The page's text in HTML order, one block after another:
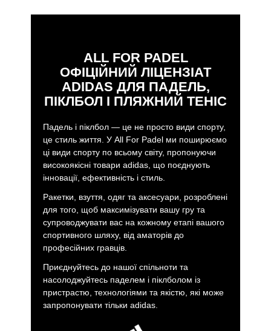
ALL FOR PADEL
ОФІЦІЙНИЙ ЛІЦЕНЗІАТ
ADIDAS ДЛЯ ПАДЕЛЬ,
ПІКЛБОЛ І ПЛЯЖНИЙ ТЕНІС
Падель і піклбол — це не просто види спорту,
це стиль життя. У All For Padel ми поширюємо
ці види спорту по всьому світу, пропонуючи
високоякісні товари adidas, що поєднують
інновації, ефективність і стиль.
Ракетки, взуття, одяг та аксесуари, розроблені
для того, щоб максимізувати вашу гру та
супроводжувати вас на кожному етапі вашого
спортивного шляху, від аматорів до
професійних гравців.
Приєднуйтесь до нашої спільноти та
насолоджуйтесь паделем і піклболом із
пристрастю, технологіями та якістю, які може
запропонувати тільки adidas.